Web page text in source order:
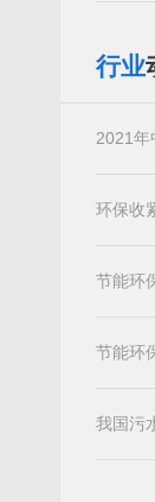
行业
2021年
环保收
节能环
节能环
我国污